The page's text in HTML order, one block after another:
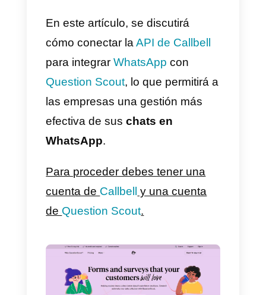
integrar
WhatsApp
a Google
Forms con
Zapier –
Método
alternativo
En este artículo, se discutirá
cómo conectar laAPI de Callbell
para integrarWhatsApp
las empresas una gestión más
efectiva de suschats en